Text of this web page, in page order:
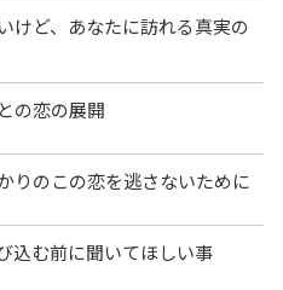
けど、あなたに訪れる真実の
の恋の展開
りのこの恋を逃さないために
込む前に聞いてほしい事